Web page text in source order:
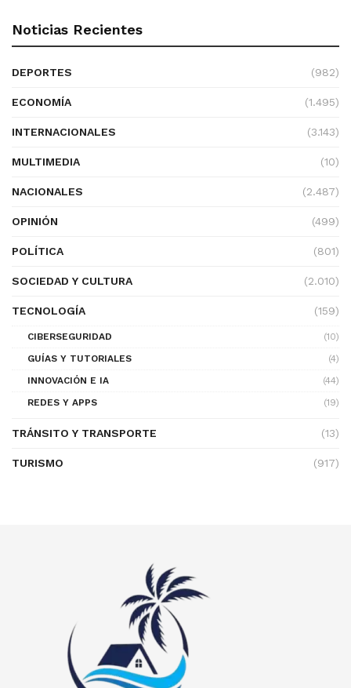
Noticias Recientes
DEPORTES (982)
ECONOMÍA (1.495)
INTERNACIONALES (3.143)
MULTIMEDIA (10)
NACIONALES (2.487)
OPINIÓN (499)
POLÍTICA (801)
SOCIEDAD Y CULTURA (2.010)
TECNOLOGÍA (159)
CIBERSEGURIDAD
(10)
GUÍAS Y TUTORIALES
(4)
INNOVACIÓN E IA
(44)
REDES Y APPS
(19)
TRÁNSITO Y TRANSPORTE (13)
TURISMO (917)